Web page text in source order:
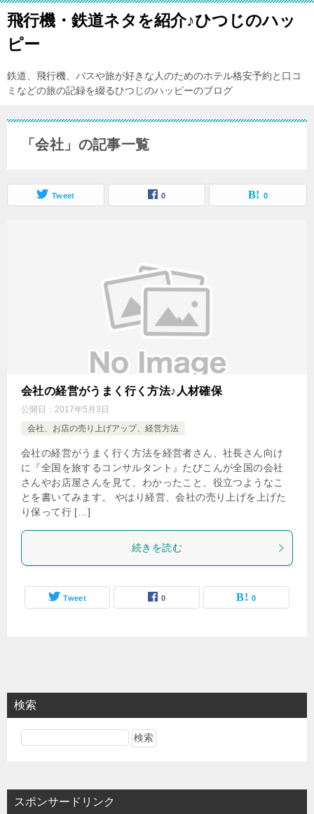
飛行機・鉄道ネタを紹介♪ひつじのハッ
ピー
鉄道、飛行機、バスや旅が好きな人のためのホテル格安予約と口コ
ミなどの旅の記録を綴るひつじのハッピーのブログ
「会社」の記事一覧
Tweet 0 0
会社の経営がうまく行く方法♪人材確保
公開日： 2017年5月3日
会社、お店の売り上げアップ、経営方法
会社の経営がうまく行く方法を経営者さん、社長さん向け
に『全国を旅するコンサルタント』たびこんが全国の会社
さんやお店屋さんを見て、わかったこと、役立つようなこ
とを書いてみます。 やはり経営、会社の売り上げを上げた
り保って行 […]
続きを読む
Tweet 0 0
検索
スポンサードリンク